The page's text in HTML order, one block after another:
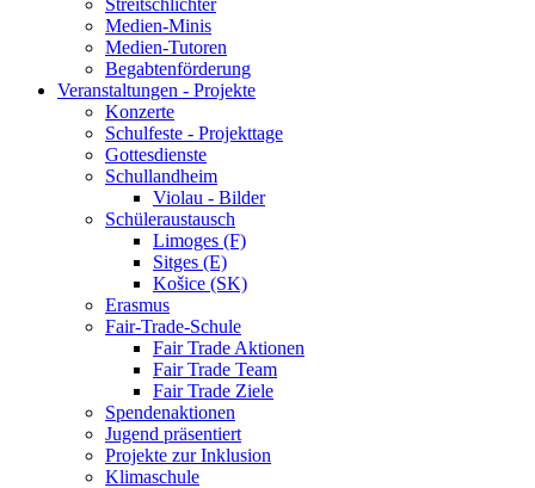
Streitschlichter
Medien-Minis
Medien-Tutoren
Begabtenförderung
Veranstaltungen - Projekte
Konzerte
Schulfeste - Projekttage
Gottesdienste
Schullandheim
Violau - Bilder
Schüleraustausch
Limoges (F)
Sitges (E)
Košice (SK)
Erasmus
Fair-Trade-Schule
Fair Trade Aktionen
Fair Trade Team
Fair Trade Ziele
Spendenaktionen
Jugend präsentiert
Projekte zur Inklusion
Klimaschule